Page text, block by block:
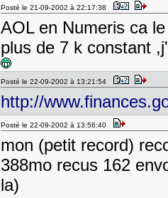
Posté le 21-09-2002 à 22:17:38
AOL en Numeris ca
plus de 7 k constant
Posté le 22-09-2002 à 13:21:54
http://
Posté le 22-09-2002 à 13:56:40
mon (petit record)
388mo recus 162
la)